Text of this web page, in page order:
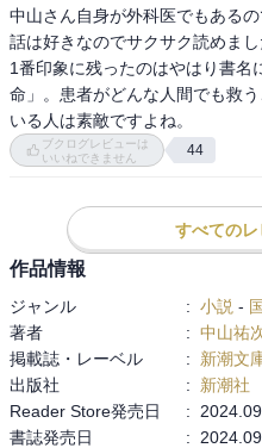
中山さん自身が外科医でもある
話は好きなのでサクサク読めまし
1番印象に残ったのはやはり書名
命」。患者がどんな人間でも救
いる人は素敵ですよね。
ブクログレビューは
いいねできません
44
すべての
作品情報
ジャンル : 小説 -
著者
: 中山祐
掲載誌・レーベル
:
新潮文
出版社
:
新潮社
Reader Store発売日
:
書誌発売日
: